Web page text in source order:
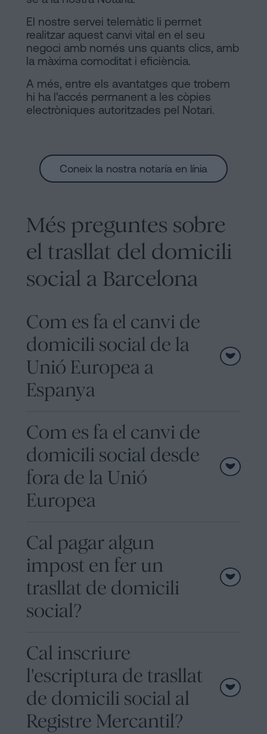
El nostre servei telemàtic li permet
realitzar aquest canvi vital en el seu
negoci amb només uns quants clics, amb
la màxima comoditat i eficiència.
A més, entre els avantatges que trobem
hi ha l'accés permanent a les còpies
electròniques autoritzades pel Notari.
Coneix la nostra notaría en línia
Més preguntes sobre
el trasllat del domicili
social a Barcelona
Com es fa el canvi de
domicili social de la
Unió Europea a
Espanya
Com es fa el canvi de
domicili social desde
fora de la Unió
Europea
Cal pagar algun
impost en fer un
trasllat de domicili
social?
Cal inscriure
l'escriptura de trasllat
de domicili social al
Registre Mercantil?